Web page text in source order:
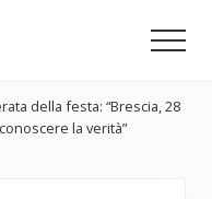
della festa: “Brescia, 28
la verità”